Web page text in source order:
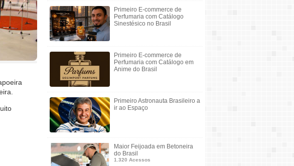
Primeiro E-commerce de
Perfumaria com Catálogo
Sinestésico no Brasil
Primeiro E-commerce de
Perfumaria com Catálogo em
Anime do Brasil
Primeiro Astronauta Brasileiro a
ir ao Espaço
Maior Feijoada em Betoneira
do Brasil
1.320 Acessos